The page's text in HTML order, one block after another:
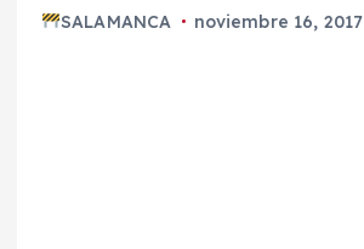
SALAMANCA noviembre 16, 2017